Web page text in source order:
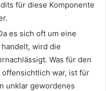
für diese Komponente
es sich oft um eine
wird die
Was für den
war, ist für
unklar gewordenes